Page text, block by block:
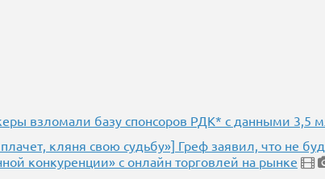
взломали базу спонсоров РДК* с данными 3,5
кляня свою судьбу»] Греф заявил, что не
конкуренции» с онлайн торговлей на рынке